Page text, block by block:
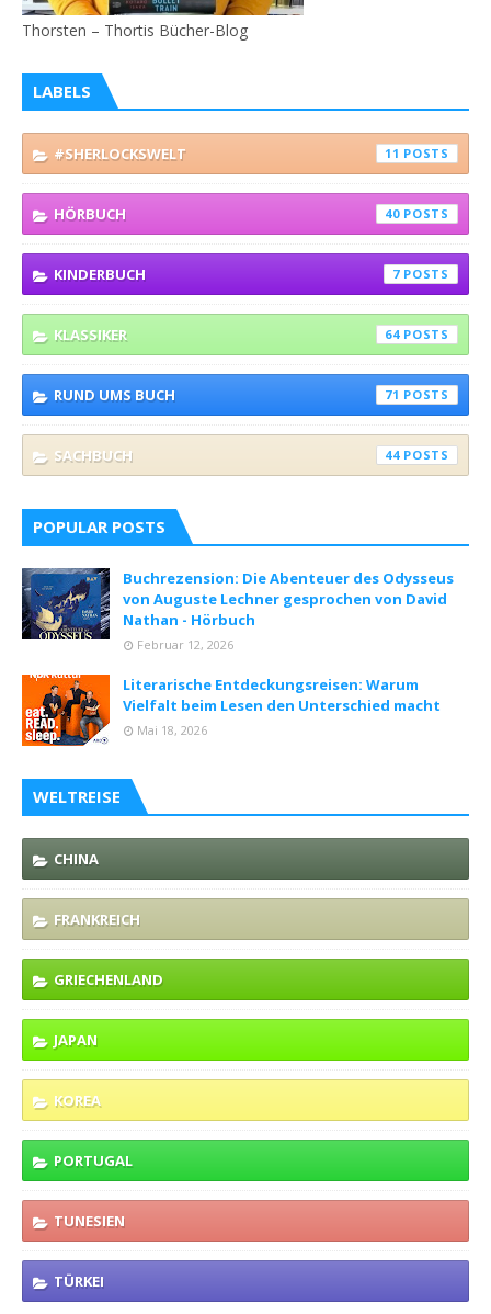
Thorsten – Thortis Bücher-Blog
LABELS
#SHERLOCKSWELT 11
HÖRBUCH 40
KINDERBUCH 7
KLASSIKER 64
RUND UMS BUCH 71
SACHBUCH 44
POPULAR POSTS
Buchrezension: Die Abenteuer des Odysseus
von Auguste Lechner gesprochen von David
Nathan - Hörbuch
Februar 12, 2026
Literarische Entdeckungsreisen: Warum
Vielfalt beim Lesen den Unterschied macht
Mai 18, 2026
WELTREISE
CHINA
FRANKREICH
GRIECHENLAND
JAPAN
KOREA
PORTUGAL
TUNESIEN
TÜRKEI